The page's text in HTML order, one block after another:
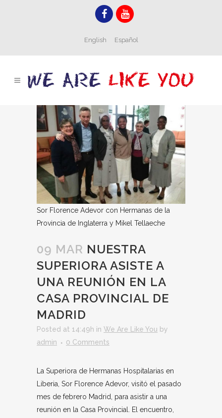
English Español
Sor Florence Adevor con Hermanas de la
Provincia de Inglaterra y Mikel Tellaeche
09 MAR NUESTRA
SUPERIORA ASISTE A
UNA REUNIÓN EN LA
CASA PROVINCIAL DE
MADRID
Posted at 14:49h in We Are Like You by
admin
0 Comments
La Superiora de Hermanas Hospitalarias en
Liberia, Sor Florence Adevor, visitó el pasado
mes de febrero Madrid, para asistir a una
reunión en la Casa Provincial. El encuentro,